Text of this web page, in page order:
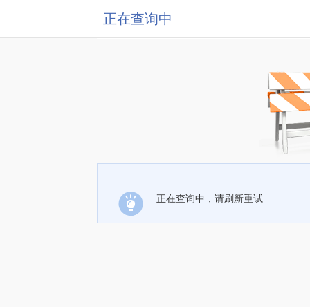
正在查询中
正在查询中，请刷新重试